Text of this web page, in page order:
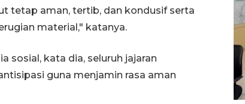
tetap aman, tertib, dan kondusif serta
material," katanya.
sosial, kata dia, seluruh jajaran
guna menjamin rasa aman